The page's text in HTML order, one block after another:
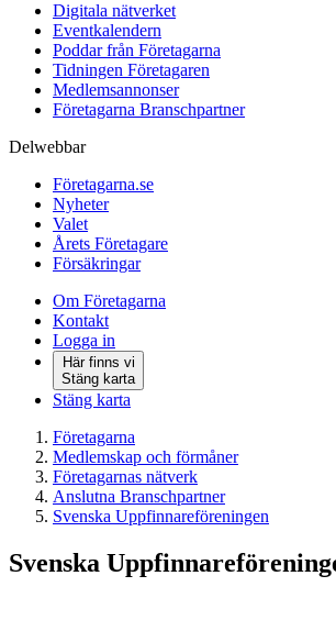
Digitala nätverket
Eventkalendern
Poddar från Företagarna
Tidningen Företagaren
Medlemsannonser
Företagarna Branschpartner
Delwebbar
Företagarna.se
Nyheter
Valet
Årets Företagare
Försäkringar
Om Företagarna
Kontakt
Logga in
Här finns vi
Stäng karta
Stäng karta
Företagarna
Medlemskap och förmåner
Företagarnas nätverk
Anslutna Branschpartner
Svenska Uppfinnareföreningen
Svenska